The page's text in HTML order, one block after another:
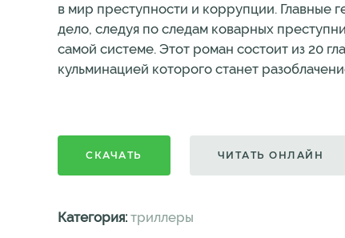
в мир преступности и коррупции. Главные
дело, следуя по следам коварных
самой системе. Этот роман состоит из 20
кульминацией которого станет
СКАЧАТЬ ЧИТАТЬ ОНЛАЙН
Категория: триллеры